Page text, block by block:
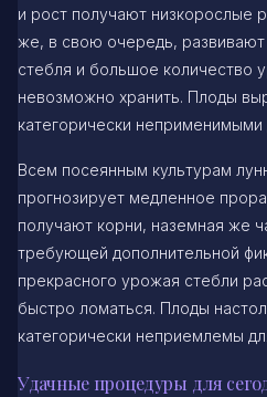
и рост получают низкорослые
же, в свою очередь,
стебля и большое количество
невозможно хранить. Плоды
категорически
Всем посеянным культурам
прогнозирует медленное
получают корни, наземная же
требующей дополнительной
прекрасного урожая стебли
быстро ломаться. Плоды
категорически неприемлемы
Удачные процедуры для